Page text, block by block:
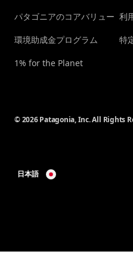
パタゴニアのコアバリュー
環境助成金プログラム
1% for the Planet
利
特
© 2026 Patagonia, Inc. All Rights
日本語